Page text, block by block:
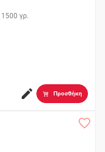
1500 γρ.
Προσθήκη